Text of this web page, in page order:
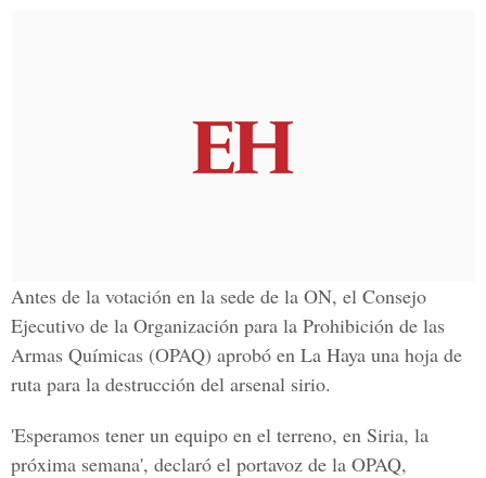
Antes de la votación en la sede de la ON, el Consejo
Ejecutivo de la Organización para la Prohibición de las
Armas Químicas (OPAQ) aprobó en La Haya una hoja de
ruta para la destrucción del arsenal sirio.
'Esperamos tener un equipo en el terreno, en Siria, la
próxima semana', declaró el portavoz de la OPAQ,